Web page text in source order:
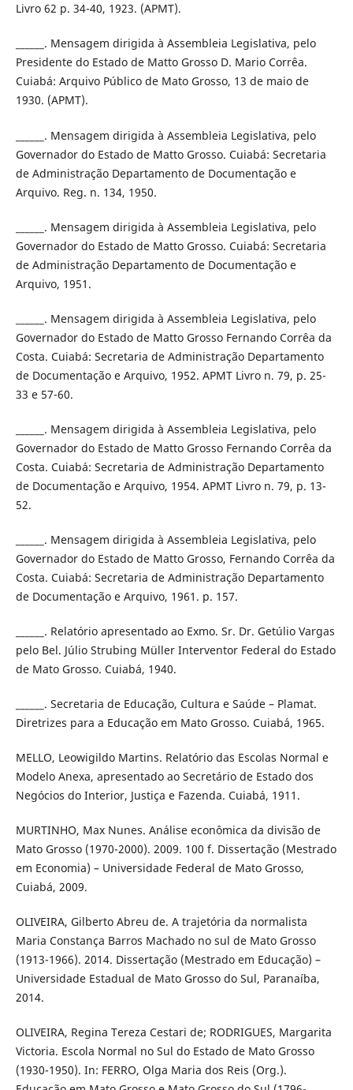
Livro 62 p. 34-40, 1923. (APMT).
______. Mensagem dirigida à Assembleia Legislativa, pelo
Presidente do Estado de Matto Grosso D. Mario Corrêa.
Cuiabá: Arquivo Público de Mato Grosso, 13 de maio de
1930. (APMT).
______. Mensagem dirigida à Assembleia Legislativa, pelo
Governador do Estado de Matto Grosso. Cuiabá: Secretaria
de Administração Departamento de Documentação e
Arquivo. Reg. n. 134, 1950.
______. Mensagem dirigida à Assembleia Legislativa, pelo
Governador do Estado de Matto Grosso. Cuiabá: Secretaria
de Administração Departamento de Documentação e
Arquivo, 1951.
______. Mensagem dirigida à Assembleia Legislativa, pelo
Governador do Estado de Matto Grosso Fernando Corrêa da
Costa. Cuiabá: Secretaria de Administração Departamento
de Documentação e Arquivo, 1952. APMT Livro n. 79, p. 25-
33 e 57-60.
______. Mensagem dirigida à Assembleia Legislativa, pelo
Governador do Estado de Matto Grosso Fernando Corrêa da
Costa. Cuiabá: Secretaria de Administração Departamento
de Documentação e Arquivo, 1954. APMT Livro n. 79, p. 13-
52.
______. Mensagem dirigida à Assembleia Legislativa, pelo
Governador do Estado de Matto Grosso, Fernando Corrêa da
Costa. Cuiabá: Secretaria de Administração Departamento
de Documentação e Arquivo, 1961. p. 157.
______. Relatório apresentado ao Exmo. Sr. Dr. Getúlio Vargas
pelo Bel. Júlio Strubing Müller Interventor Federal do Estado
de Mato Grosso. Cuiabá, 1940.
______. Secretaria de Educação, Cultura e Saúde – Plamat.
Diretrizes para a Educação em Mato Grosso. Cuiabá, 1965.
MELLO, Leowigildo Martins. Relatório das Escolas Normal e
Modelo Anexa, apresentado ao Secretário de Estado dos
Negócios do Interior, Justiça e Fazenda. Cuiabá, 1911.
MURTINHO, Max Nunes. Análise econômica da divisão de
Mato Grosso (1970-2000). 2009. 100 f. Dissertação (Mestrado
em Economia) – Universidade Federal de Mato Grosso,
Cuiabá, 2009.
OLIVEIRA, Gilberto Abreu de. A trajetória da normalista
Maria Constança Barros Machado no sul de Mato Grosso
(1913-1966). 2014. Dissertação (Mestrado em Educação) –
Universidade Estadual de Mato Grosso do Sul, Paranaíba,
2014.
OLIVEIRA, Regina Tereza Cestari de; RODRIGUES, Margarita
Victoria. Escola Normal no Sul do Estado de Mato Grosso
(1930-1950). In: FERRO, Olga Maria dos Reis (Org.).